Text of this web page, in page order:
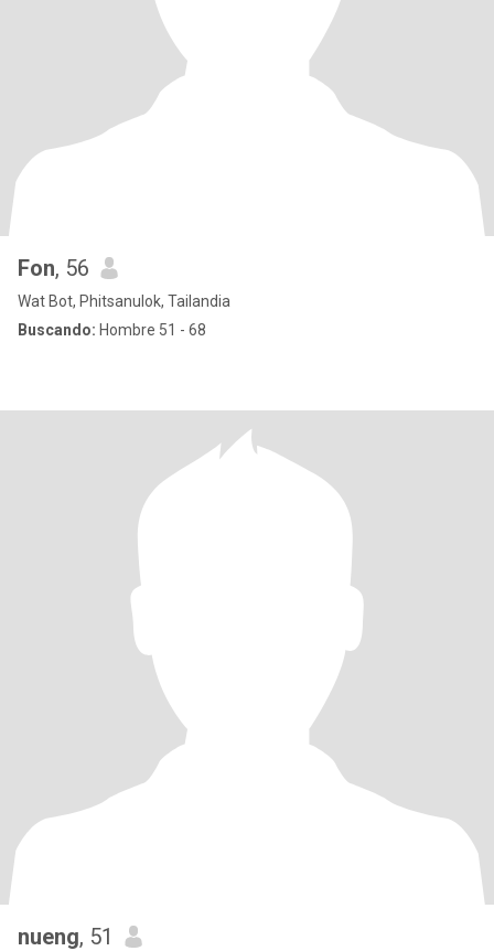
Fon, 56
Wat Bot, Phitsanulok, Tailandia
Buscando: Hombre 51 - 68
nueng, 51